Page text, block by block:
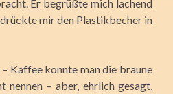
Er begrüßte mich lachend
mir den Plastikbecher in
Kaffee konnte man die braune
– aber, ehrlich gesagt,